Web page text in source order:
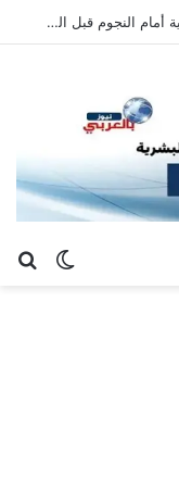
الأهلي ينهي استعداداته في القاهرة بسداسية أمام النجوم قبل السفر إلى إسبانيا
الوضع